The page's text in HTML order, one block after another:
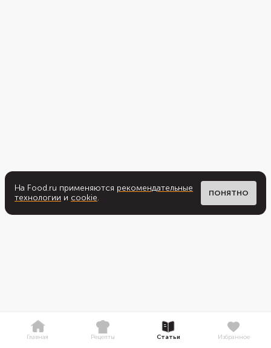
На Food.ru применяются рекомендательные
технологии и cookie. ПОНЯТНО
Главная Рецепты Статьи Избранное